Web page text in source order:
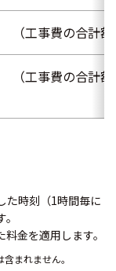
（工事費の合計
（工事費の合計
た時刻（1時間毎に
金を適用します。
まれません。